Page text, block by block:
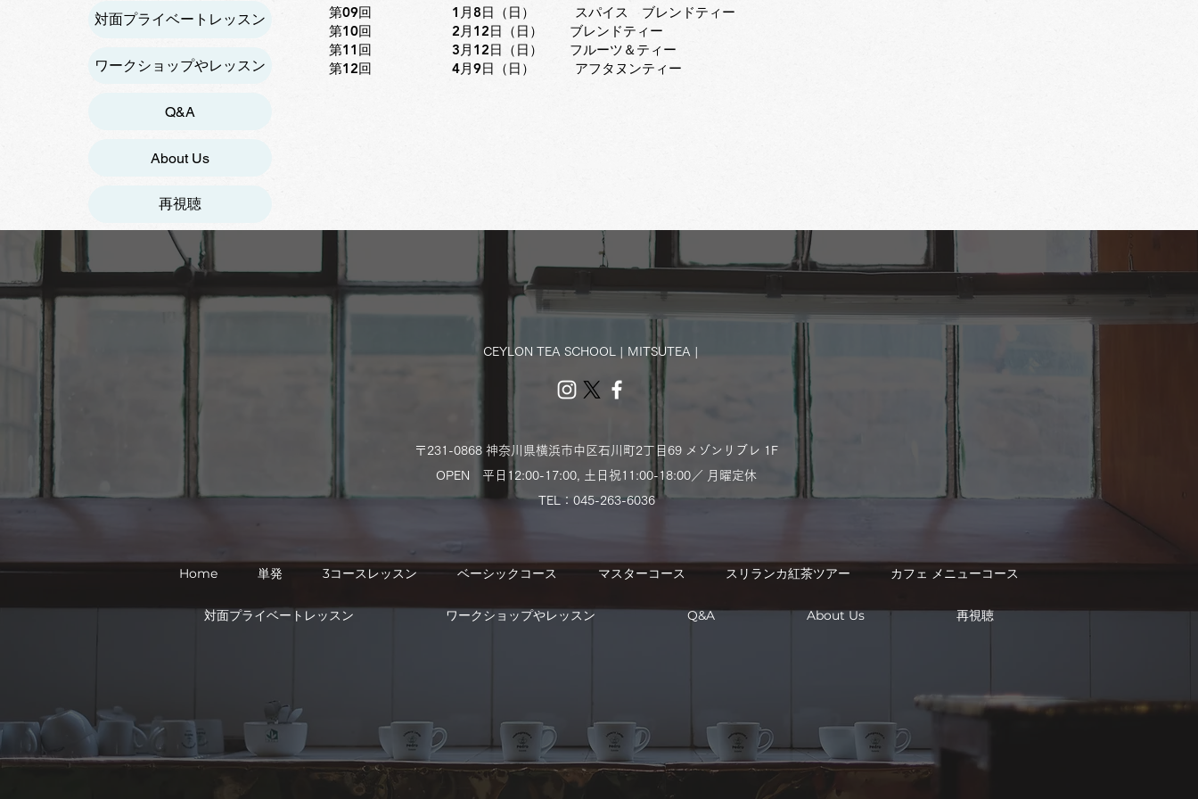
第09回 1月8日（日） スパイス ブレンドティー
第10回 2月12日（日） ブレンドティー
第11回 3月12日（日） フルーツ＆ティー
第12回 4月9日（日） アフタヌンティー
対面プライベートレッスン
ワークショップやレッスン
Q&A
About Us
再視聴
CEYLON TEA SCHOOL | MITSUTEA |
〒231-0868 神奈川県横浜市中区石川町2丁目69 メゾンリブレ 1F
OPEN 平日12:00-17:00, 土日祝11:00-18:00／ 月曜定休
TEL：​045-263-6036
Home 単発 3コースレッスン ベーシックコース マスターコース スリランカ紅茶ツアー カフェ メニューコース
対面プライベートレッスン ワークショップやレッスン Q&A About Us 再視聴